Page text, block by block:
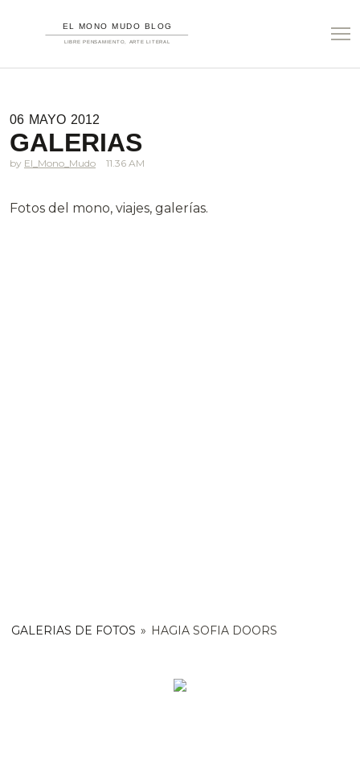
06 MAYO 2012
GALERIAS
El_Mono_Mudo 11.36 AM
Fotos del mono, viajes, galerías.
GALERIAS DE FOTOS » HAGIA SOFIA DOORS